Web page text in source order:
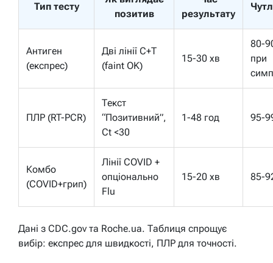
Тип тесту
позитив
результату
Антиген
(експрес)
Дві лінії C+T
(faint OK)
15-30 хв
80-
при
ПЛР (RT-PCR)
Текст
“Позитивний”,
Ct <30
1-48 год 95-
Комбо
(COVID+грип)
Лінії COVID +
опціонально
Flu
15-20 хв 85-
Дані з CDC.gov та Roche.ua. Таблиця спрощує
вибір: експрес для швидкості, ПЛР для точності.